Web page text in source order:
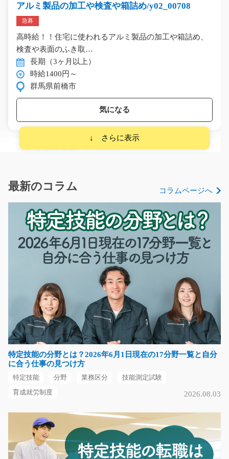
アルミ製品の加工や検査や箱詰め/y02_00708
急募
高時給！！住宅に使われるアルミ製品の加工や箱詰め、
検査や表面のふき取…
長期（3ヶ月以上）
時給1400円～
群馬県前橋市
気になる
アルミ溶接作業/y11_00888
＼＼＼最大1750円！高時給のお仕事！／／／ ＝＝＝＝＝
長期（3ヶ月以上）
時給1400円～1750円
長野県上伊那郡宮田村
気になる
金属部品のバリ取り・検査のお仕事/t03_01155
機械を使用して金属部品の研磨や検査作業をしていただ
くお仕事です?工場経…
長期（3ヶ月以上）
時給1100円
熊本県菊池市
金属製品の検査と製造補助のお仕事/y08_00951
メッキ加工が終われば取り外して検査！メッキ加工する
最新のコラム コラムページへ
特定技能の分野とは？2026年6月1日現在の17分野一覧と自分
に合う仕事の見つけ方
特定技能 分野 業務区分 技能測定試験
育成就労制度 2026.08.03